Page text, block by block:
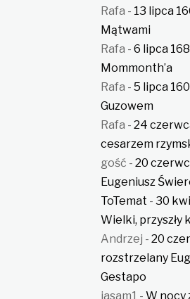
Rafa - 13 lipca
Mątwami
Rafa -6 lipca
Mommonth’a
Rafa -5 lipca
Guzowem
Rafa -24
cesarzem
gość -20
Eugeniusz
ToTemat -30
Wielki, przyszły
Andrzej -20
rozstrzelany
Gestapo
jasam1 -W nocy